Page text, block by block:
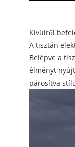
Kívülről
A tisztán
Belépve a
élményt
párosítva